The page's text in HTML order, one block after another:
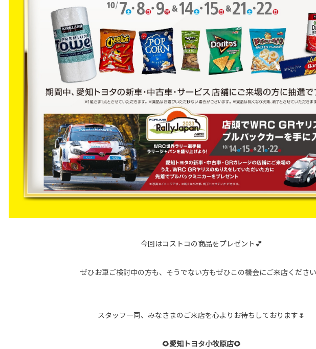
今回はコストコの商品をプレゼント💕
ぜひお車ご検討中の方も、そうでない方もぜひこの機会にご来店くださ
スタッフ一同、みなさまのご来店を心よりお待ちしております🌷
🌻愛知トヨタ小牧原店🌻